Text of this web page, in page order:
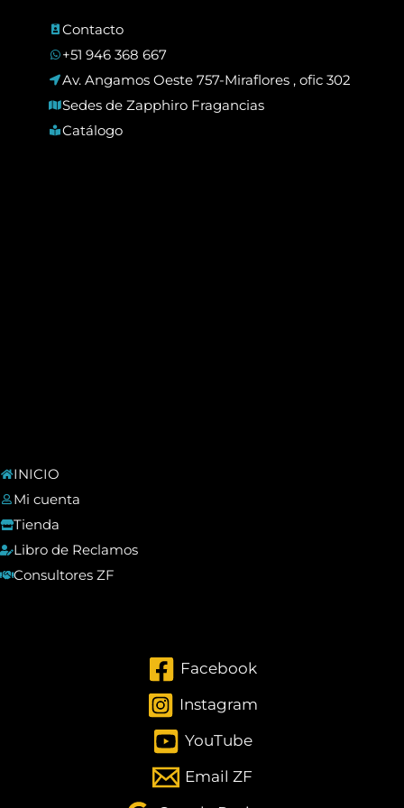
Contacto
+51 946 368 667
Av. Angamos Oeste 757-Miraflores , ofic 302
Sedes de Zapphiro Fragancias
Catálogo
INICIO
Mi cuenta
Tienda
Libro de Reclamos
Consultores ZF
Facebook
Instagram
YouTube
Email ZF